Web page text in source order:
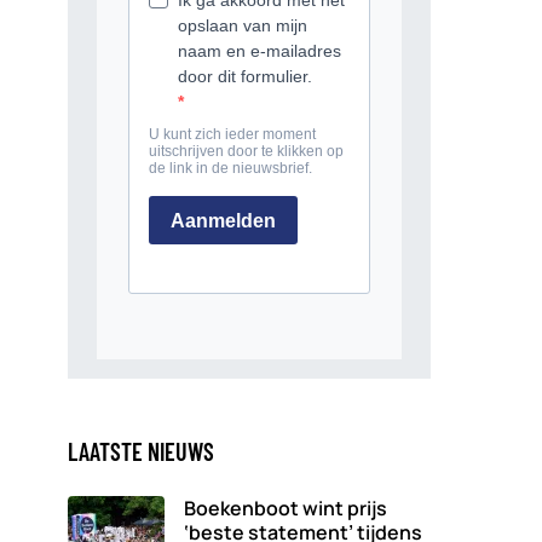
LAATSTE NIEUWS
Boekenboot wint prijs
‘beste statement’ tijdens